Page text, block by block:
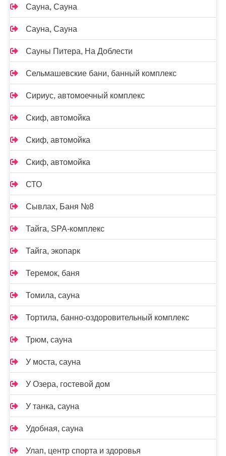
Сауна, Сауна
Сауна, Сауна
Сауны Питера, На Доблести
Сельмашевские бани, банный комплекс
Сириус, автомоечный комплекс
Скиф, автомойка
Скиф, автомойка
Скиф, автомойка
СТО
Сывлах, Баня №8
Тайга, SPA-комплекс
Тайга, экопарк
Теремок, баня
Томила, сауна
Тортила, банно-оздоровительный комплекс
Трюм, сауна
У моста, сауна
У Озера, гостевой дом
У танка, сауна
Удобная, сауна
Улап, центр спорта и здоровья